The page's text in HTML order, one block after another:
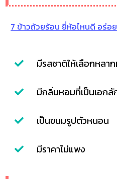
7 ข้าวถ้วยร้อน ยี่ห้อไหนดี อร่อ
มีรสชาติให้เลือกหลา
มีกลิ่นหอมที่เป็นเอก
เป็นขนมรูปตัวหนอน
มีราคาไม่แพง